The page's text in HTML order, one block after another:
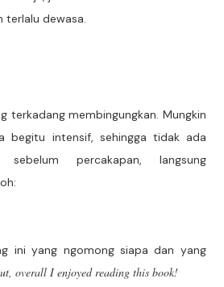
terlalu dewasa.
terkadang membingungkan. Mungkin
begitu intensif, sehingga tidak ada
sebelum percakapan, langsung
ini yang ngomong siapa dan yang
overall I enjoyed reading this book!